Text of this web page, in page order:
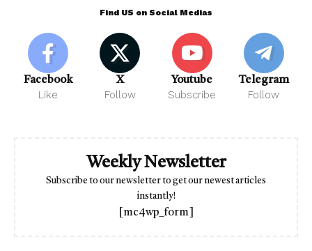
Find US on Social Medias
Facebook
Like
X
Follow
Youtube
Subscribe
Telegram
Follow
Weekly Newsletter
Subscribe to our newsletter to get our newest articles
instantly!
[mc4wp_form]